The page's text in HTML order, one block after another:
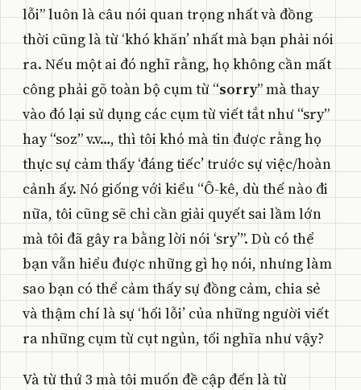
lỗi” luôn là câu nói quan trọng nhất và đồng
thời cũng là từ ‘khó khăn’ nhất mà bạn phải nói
ra. Nếu một ai đó nghĩ rằng, họ không cần mất
công phải gõ toàn bộ cụm từ “sorry” mà thay
vào đó lại sử dụng các cụm từ viết tắt như “sry”
hay “soz” v.v…, thì tôi khó mà tin được rằng họ
thực sự cảm thấy ‘đáng tiếc’ trước sự việc/hoàn
cảnh ấy. Nó giống với kiểu “Ô-kê, dù thế nào đi
nữa, tôi cũng sẽ chỉ cần giải quyết sai lầm lớn
mà tôi đã gây ra bằng lời nói ‘sry’”. Dù có thể
bạn vẫn hiểu được những gì họ nói, nhưng làm
sao bạn có thể cảm thấy sự đồng cảm, chia sẻ
và thậm chí là sự ‘hối lỗi’ của những người viết
ra những cụm từ cụt ngủn, tối nghĩa như vậy?
Và từ thứ 3 mà tôi muốn đề cập đến là từ